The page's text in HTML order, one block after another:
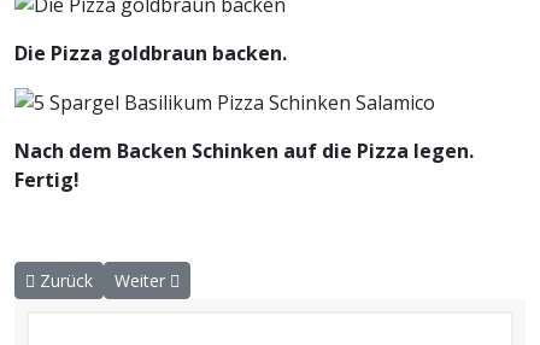
Die Pizza goldbraun backen.
Nach dem Backen Schinken auf die Pizza legen.
Fertig!
Vorheriger Beitrag: Vegetarische Pizza mit Erbsen-Püree und
Zurück Nächster Beitrag: Veganer Flammkuchen mit Hummus
Weiter